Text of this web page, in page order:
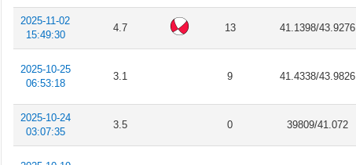
2025-11-02
15:49:30
4.7 13 41.1398/43.9276
2025-10-25
06:53:18
3.1 9 41.4338/43.9826
2025-10-24
03:07:35
3.5 0 39809/41.072